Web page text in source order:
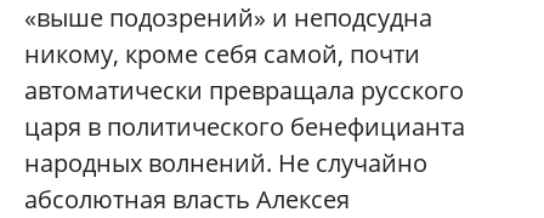
«выше подозрений» и неподсудна
никому, кроме себя самой, почти
автоматически превращала русского
царя в политического бенефицианта
народных волнений. Не случайно
абсолютная власть Алексея